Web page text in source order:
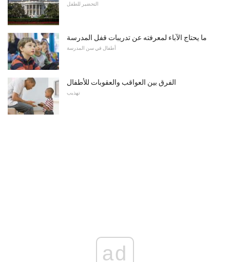
التحضير للطفل
ما يحتاج الآباء لمعرفته عن تدريبات قفل المدرسة
أطفال في سن المدرسة
الفرق بين العواقب والعقوبات للأطفال
تهذيب
ad